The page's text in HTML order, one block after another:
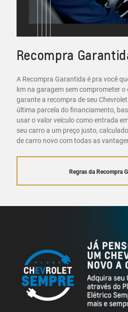
Recompra
A Recompra Garantida é pra você
km na garagem sem comprometer
garante a recompra de seu
última parcela do financiamento,
usar o valor veículo como entrada
seu carro a um preço justo,
de carro novo com todas as
Regras da Recompra